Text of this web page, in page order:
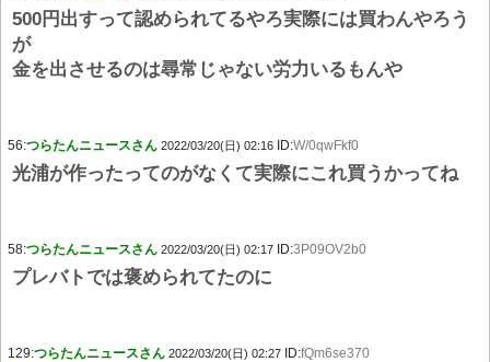
500円出すって認められてるやろ実際には買わんやろう
が
金を出させるのは尋常じゃない労力いるもんや
56:つらたんニュースさん 2022/03/20(日) 02:16 ID:W/0qwFkf0
光浦が作ったってのがなくて実際にこれ買うかってね
58:つらたんニュースさん 2022/03/20(日) 02:17 ID:3P09OV2b0
プレバトでは褒められてたのに
129:つらたんニュースさん 2022/03/20(日) 02:27 ID:fQm6se370